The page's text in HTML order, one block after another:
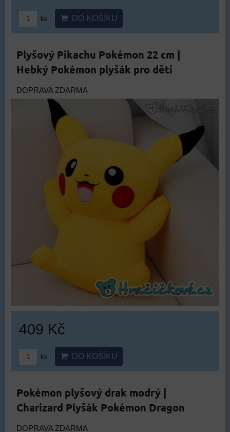
ks DO KOŠÍKU
Plyšový Pikachu Pokémon 22 cm |
Hebký Pokémon plyšák pro děti
DOPRAVA ZDARMA
409 Kč
ks DO KOŠÍKU
Pokémon plyšový drak modrý |
Charizard Plyšák Pokémon Dragon
DOPRAVA ZDARMA